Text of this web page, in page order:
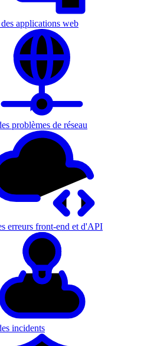
applications web
problèmes de réseau
erreurs front-end et d'API
incidents